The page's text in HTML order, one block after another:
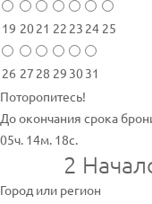
19 2021 22 23 24 25
26 27 28 29 3031
Поторопитесь!
До окончания срока
05ч. 14м. 18с.
2
Город или регион